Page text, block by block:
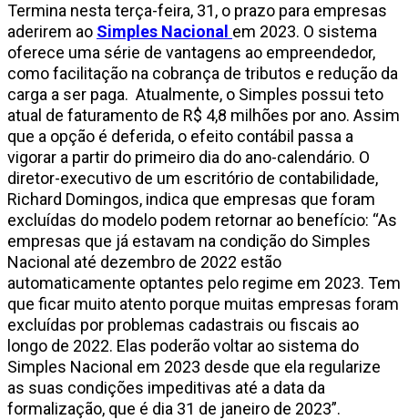
Termina nesta terça-feira, 31, o prazo para empresas
aderirem ao Simples Nacional em 2023. O sistema
oferece uma série de vantagens ao empreendedor,
como facilitação na cobrança de tributos e redução da
carga a ser paga. Atualmente, o Simples possui teto
atual de faturamento de R$ 4,8 milhões por ano. Assim
que a opção é deferida, o efeito contábil passa a
vigorar a partir do primeiro dia do ano-calendário. O
diretor-executivo de um escritório de contabilidade,
Richard Domingos, indica que empresas que foram
excluídas do modelo podem retornar ao benefício: “As
empresas que já estavam na condição do Simples
Nacional até dezembro de 2022 estão
automaticamente optantes pelo regime em 2023. Tem
que ficar muito atento porque muitas empresas foram
excluídas por problemas cadastrais ou fiscais ao
longo de 2022. Elas poderão voltar ao sistema do
Simples Nacional em 2023 desde que ela regularize
as suas condições impeditivas até a data da
formalização, que é dia 31 de janeiro de 2023”.